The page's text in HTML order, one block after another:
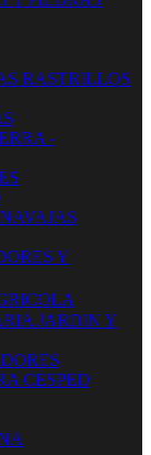
RASTRILLOS
-
Y
JARDIN Y
CESPED